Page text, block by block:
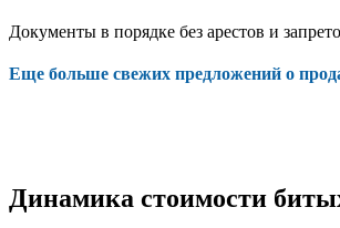
Документы в порядке без арестов и
Еще больше свежих предложений о
Динамика стоимости